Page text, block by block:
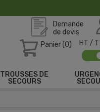
Demande
de devis
Panier (0) HT /
TROUSSES DE
SECOURS